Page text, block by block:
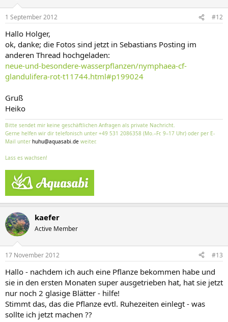
1 September 2012 #12
Hallo Holger,
ok, danke; die Fotos sind jetzt in Sebastians Posting im
anderen Thread hochgeladen:
neue-und-besondere-wasserpflanzen/nymphaea-cf-
glandulifera-rot-t11744.html#p199024
Gruß
Heiko
Bitte sendet mir keine geschäftlichen Anfragen als private Nachricht.
Gerne helfen wir dir telefonisch unter +49 531 2086358 (Mo.–Fr. 9–17 Uhr) oder per E-
Mail unter huhu@aquasabi.de weiter.
Lass es wachsen!
kaefer
Active Member
17 November 2012 #13
Hallo - nachdem ich auch eine Pflanze bekommen habe und
sie in den ersten Monaten super ausgetrieben hat, hat sie jetzt
nur noch 2 glasige Blätter - hilfe!
Stimmt das, das die Pflanze evtl. Ruhezeiten einlegt - was
sollte ich jetzt machen ??